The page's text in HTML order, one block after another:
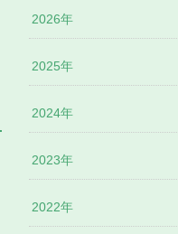
2026年
2025年
2024年
2023年
2022年